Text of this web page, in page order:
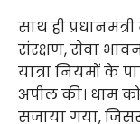
साथ ही
संरक्षण, सेवा
यात्रा नियमों
अपील की। धाम
सजाया गया,